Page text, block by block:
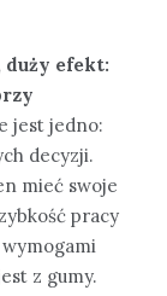
duży efekt:
jest jedno:
decyzji.
mieć swoje
pracy
z gumy.